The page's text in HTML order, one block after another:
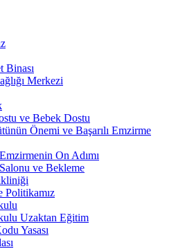
Binası
Merkezi
ve Bebek Dostu
Önemi ve Başarılı Emzirme
On Adımı
ve Bekleme
Politikamız
Uzaktan Eğitim
Yasası